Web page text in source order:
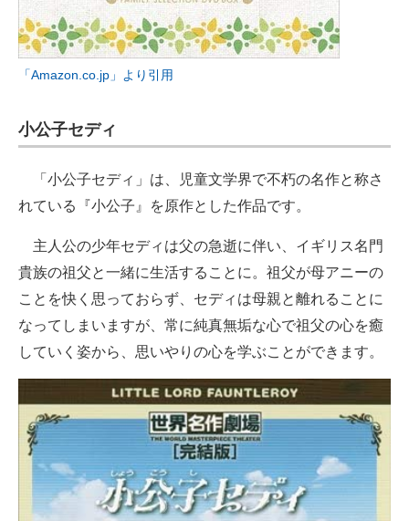
「Amazon.co.jp」より引用
小公子セディ
「小公子セディ」は、児童文学界で不朽の名作と称さ
れている『小公子』を原作とした作品です。
主人公の少年セディは父の急逝に伴い、イギリス名門
貴族の祖父と一緒に生活することに。祖父が母アニーの
ことを快く思っておらず、セディは母親と離れることに
なってしまいますが、常に純真無垢な心で祖父の心を癒
していく姿から、思いやりの心を学ぶことができます。